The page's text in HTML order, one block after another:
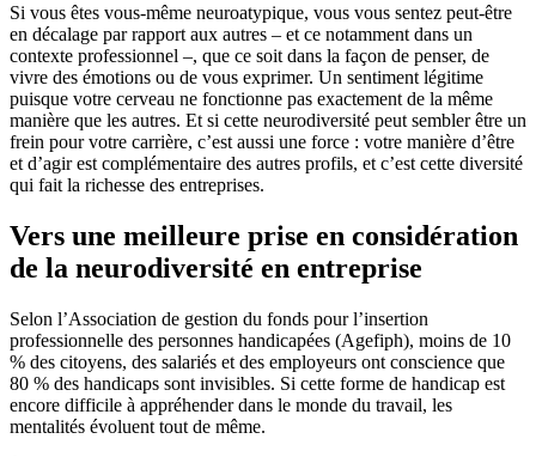
Si vous êtes vous-même neuroatypique, vous vous sentez peut-être
en décalage par rapport aux autres – et ce notamment dans un
contexte professionnel –, que ce soit dans la façon de penser, de
vivre des émotions ou de vous exprimer. Un sentiment légitime
puisque votre cerveau ne fonctionne pas exactement de la même
manière que les autres. Et si cette neurodiversité peut sembler être un
frein pour votre carrière, c’est aussi une force : votre manière d’être
et d’agir est complémentaire des autres profils, et c’est cette diversité
qui fait la richesse des entreprises.
Vers une meilleure prise en considération
de la neurodiversité en entreprise
Selon l’Association de gestion du fonds pour l’insertion
professionnelle des personnes handicapées (Agefiph), moins de 10
% des citoyens, des salariés et des employeurs ont conscience que
80 % des handicaps sont invisibles. Si cette forme de handicap est
encore difficile à appréhender dans le monde du travail, les
mentalités évoluent tout de même.